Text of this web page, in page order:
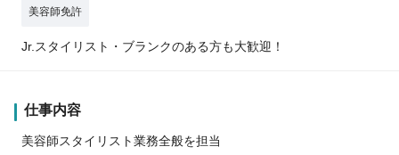
美容師免許
Jr.スタイリスト・ブランクのある方も大歓迎！
仕事内容
美容師スタイリスト業務全般を担当